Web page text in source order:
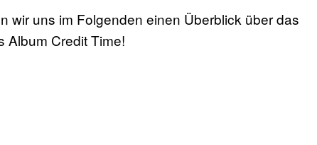
wir uns im Folgenden einen Überblick über das
Album Credit Time!